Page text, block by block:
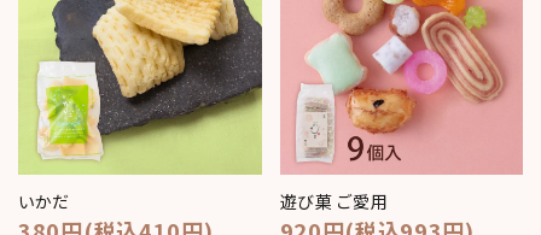
いかだ 遊び菓 ご愛用